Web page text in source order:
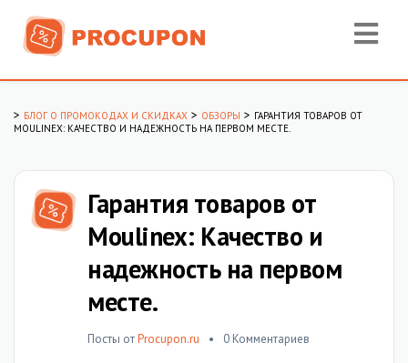
> БЛОГ О ПРОМОКОДАХ И СКИДКАХ > ОБЗОРЫ > ГАРАНТИЯ ТОВАРОВ ОТ
MOULINEX: КАЧЕСТВО И НАДЕЖНОСТЬ НА ПЕРВОМ МЕСТЕ.
Гарантия товаров от
Moulinex: Качество и
надежность на первом
месте.
Посты отProcupon.ru 0 Комментариев